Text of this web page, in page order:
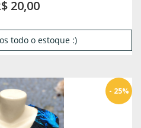
20,00
todo o estoque :)
- 25%